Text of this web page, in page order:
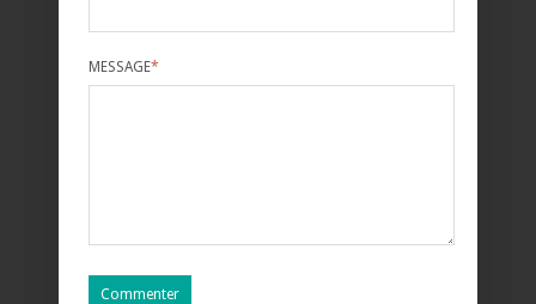
MESSAGE*